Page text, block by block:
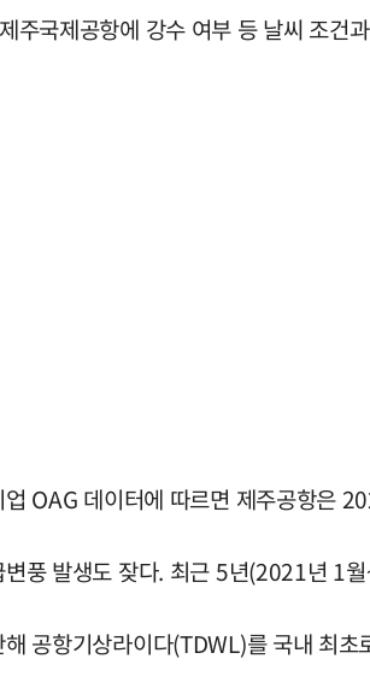
주국제공항에 강수 여부 등 날씨 조건
OAG 데이터에 따르면 제주공항은
변풍 발생도 잦다. 최근 5년(2021년 1
공항기상라이다(TDWL)를 국내 최